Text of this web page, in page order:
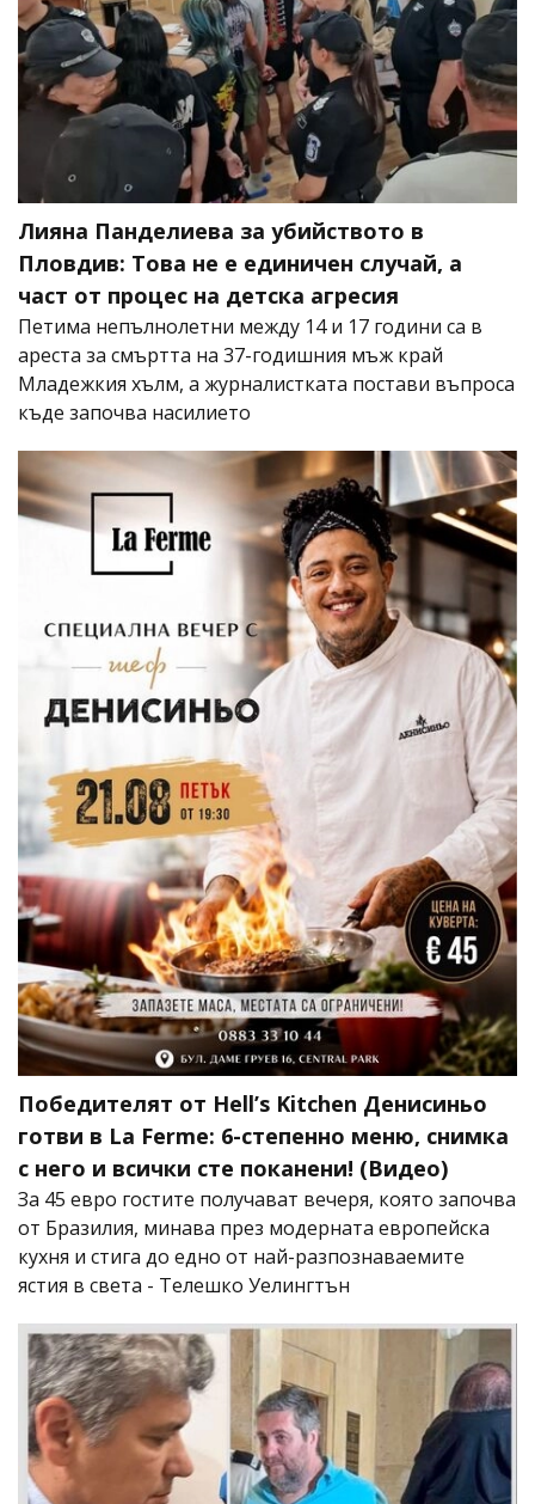
Лияна Панделиева за убийството в
Пловдив: Това не е единичен случай, а
част от процес на детска агресия
Петима непълнолетни между 14 и 17 години са в
ареста за смъртта на 37-годишния мъж край
Младежкия хълм, а журналистката постави въпроса
къде започва насилието
Победителят от Hell’s Kitchen Денисиньо
готви в La Ferme: 6-степенно меню, снимка
с него и всички сте поканени! (Видео)
За 45 евро гостите получават вечеря, която започва
от Бразилия, минава през модерната европейска
кухня и стига до едно от най-разпознаваемите
ястия в света - Телешко Уелингтън